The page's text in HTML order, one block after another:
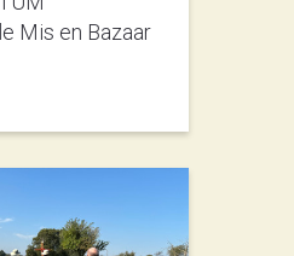
Mis en Bazaar